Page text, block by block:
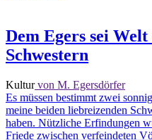
Dem Egers sei
Schwestern
Kulturvon M. Egersdörfer
Es müssen bestimmt zwei
meine beiden liebreizenden
haben. Nützliche Erfindungen
Friede zwischen verfeindeten